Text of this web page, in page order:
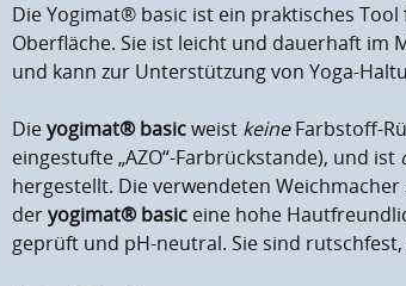
Die Yogimat® basic ist ein praktisches Tool
Oberfläche. Sie ist leicht und dauerhaft im
und kann zur Unterstützung von Yoga-
Dieyogimat® basicweist keineFarbstoff-
eingestufte „AZO“-Farbrückstande), und ist
hergestellt. Die verwendeten
deryogimat® basiceine hohe
geprüft und pH-neutral. Sie sind